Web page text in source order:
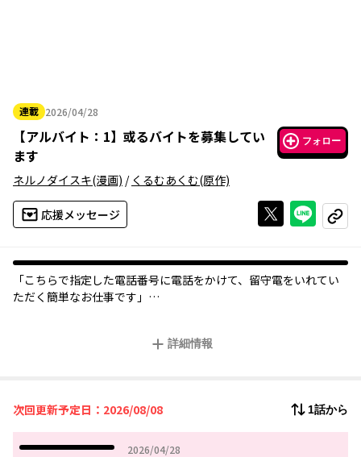
連載 2026/04/28
2026年04月28日
【アルバイト：1】 或るバイトを募集してい
ます
フォロー
ネルノダイスキ(漫画) / くるむあくむ(原作)
応援メッセージ Xで投稿する
ライン
コピー
「こちらで指定した電話番号に電話をかけて、留守電をいれてい
ただく簡単なお仕事です」
電話をするだけ、差し入れを渡すだけ、映像のチェックをするだ
詳細情報
次回更新予定日：2026/08/08 1話から
2026/04/28
2026年04月28日